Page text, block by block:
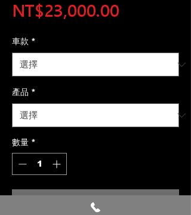
NT$23,000.00
車款 *
產品 *
數量 *
新增至購物車